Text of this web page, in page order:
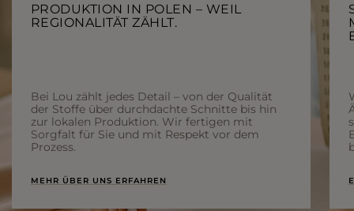
PRODUKTION IN POLEN – WEIL
REGIONALITÄT ZÄHLT.
Bei Lou zählt jedes Detail – von der Qualität
der Stoffe über durchdachte Schnitte bis hin
zur lokalen Produktion. Wir fertigen mit
Sorgfalt für Sie und mit Respekt vor dem
Prozess.
MEHR ÜBER UNS ERFAHREN